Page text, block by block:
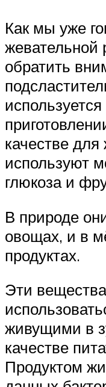
Как мы уже
жевательной
обратить
качестве
используют
глюкоза и
В природе
овощах, и в
продуктах.
Эти
живущими в
качестве
Продуктом